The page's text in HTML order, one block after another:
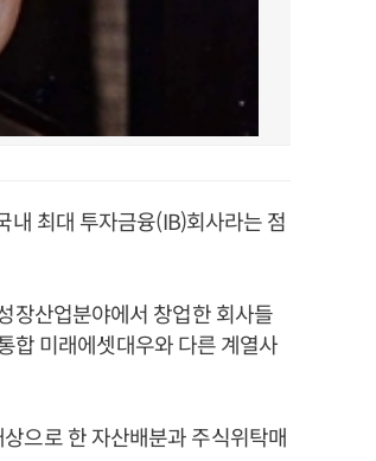
최대 투자금융(IB)회사라는 점
장산업분야에서 창업한 회사들
합 미래에셋대우와 다른 계열사
으로 한 자산배분과 주식위탁매